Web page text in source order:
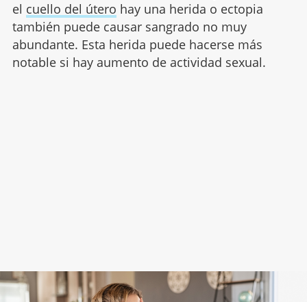
el cuello del útero hay una herida o ectopia
también puede causar sangrado no muy
abundante. Esta herida puede hacerse más
notable si hay aumento de actividad sexual.